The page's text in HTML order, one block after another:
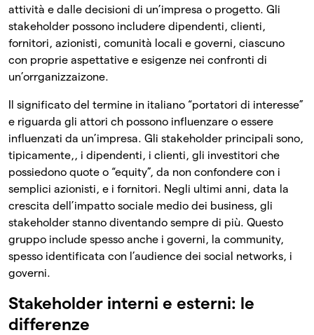
attività e dalle decisioni di un’impresa o progetto. Gli
stakeholder possono includere dipendenti, clienti,
fornitori, azionisti, comunità locali e governi, ciascuno
con proprie aspettative e esigenze nei confronti di
un’orrganizzaizone.
Il significato del termine in italiano “portatori di interesse”
e riguarda gli attori ch possono influenzare o essere
influenzati da un’impresa. Gli stakeholder principali sono,
tipicamente,, i dipendenti, i clienti, gli investitori che
possiedono quote o “equity”, da non confondere con i
semplici azionisti, e i fornitori. Negli ultimi anni, data la
crescita dell’impatto sociale medio dei business, gli
stakeholder stanno diventando sempre di più. Questo
gruppo include spesso anche i governi, la community,
spesso identificata con l’audience dei social networks, i
governi.
Stakeholder interni e esterni: le
differenze